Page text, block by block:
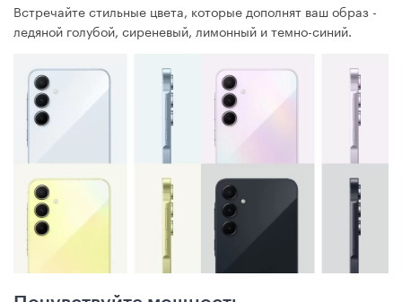
Встречайте стильные цвета, которые дополнят ваш образ -
ледяной голубой, сиреневый, лимонный и темно-синий.